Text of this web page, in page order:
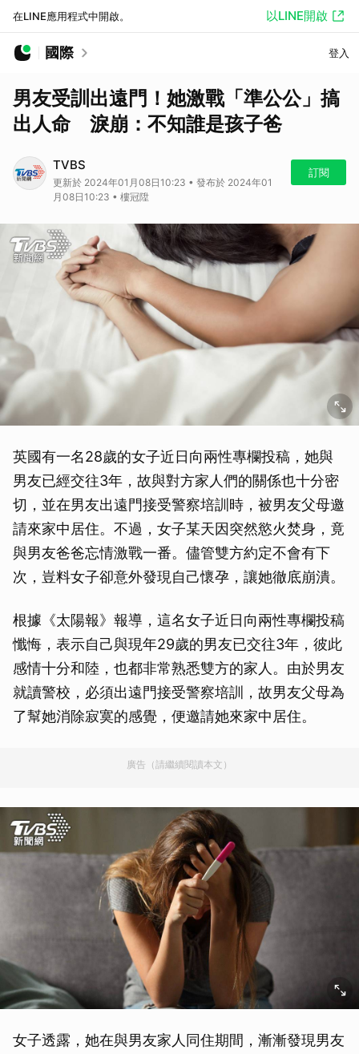
在LINE應用程式中開啟。 以LINE開啟
國際 登入
男友受訓出遠門！她激戰「準公公」搞
出人命 淚崩：不知誰是孩子爸
TVBS
更新於 2024年01月08日10:23 • 發布於 2024年01
月08日10:23 • 樓冠陞
訂閱
英國有一名28歲的女子近日向兩性專欄投稿，她與
男友已經交往3年，故與對方家人們的關係也十分密
切，並在男友出遠門接受警察培訓時，被男友父母邀
請來家中居住。不過，女子某天因突然慾火焚身，竟
與男友爸爸忘情激戰一番。儘管雙方約定不會有下
次，豈料女子卻意外發現自己懷孕，讓她徹底崩潰。
根據《太陽報》報導，這名女子近日向兩性專欄投稿
懺悔，表示自己與現年29歲的男友已交往3年，彼此
感情十分和陸，也都非常熟悉雙方的家人。由於男友
就讀警校，必須出遠門接受警察培訓，故男友父母為
了幫她消除寂寞的感覺，便邀請她來家中居住。
廣告（請繼續閱讀本文）
女子透露，她在與男友家人同住期間，漸漸發現男友